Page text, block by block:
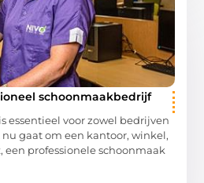
schoonmaakbedrijf
essentieel voor zowel bedrijven
gaat om een kantoor, winkel,
een professionele schoonmaak